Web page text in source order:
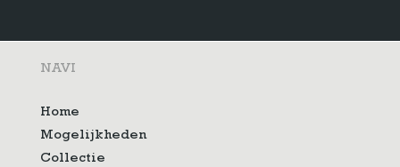
NAVI
Home
Mogelijkheden
Collectie